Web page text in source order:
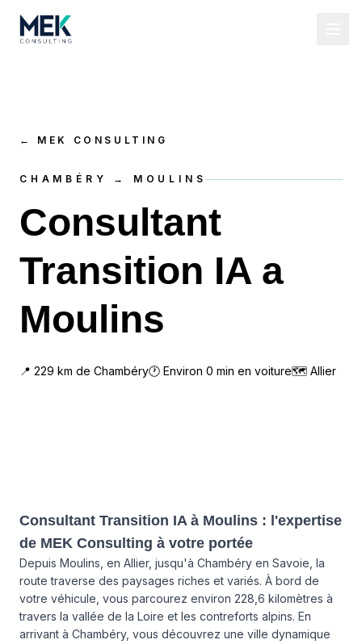
← MEK CONSULTING
CHAMBÉRY → MOULINS
Consultant
Transition IA a
Moulins
📍 229 km de Chambéry🕐 Environ 0 min en voiture🗺 Allier
Consultant Transition IA à Moulins : l'expertise
de MEK Consulting à votre portée
Depuis Moulins, en Allier, jusqu'à Chambéry en Savoie, la
route traverse des paysages riches et variés. À bord de
votre véhicule, vous parcourez environ 228,6 kilomètres à
travers la vallée de la Loire et les contreforts alpins. En
arrivant à Chambéry, vous découvrez une ville dynamique